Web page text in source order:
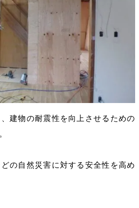
建物の耐震性を向上させるための
の自然災害に対する安全性を高め